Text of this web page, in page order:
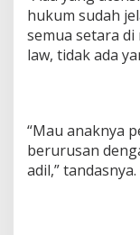
hukum sudah
semua setara
law, tidak ada
“Mau anaknya
berurusan
adil,” tandasnya.